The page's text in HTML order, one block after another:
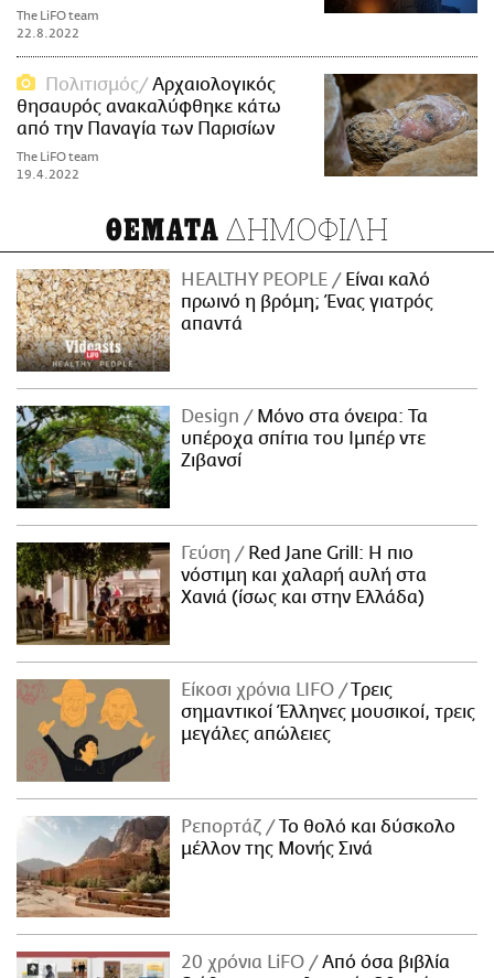
The LiFO team
22.8.2022
Πολιτισμός
Αρχαιολογικός
θησαυρός ανακαλύφθηκε κάτω
από την Παναγία των Παρισίων
The LiFO team
19.4.2022
ΘΕΜΑΤΑ ΔΗΜΟΦΙΛΗ
HEALTHY PEOPLE
Είναι καλό
πρωινό η βρόμη; Ένας γιατρός
απαντά
Design
Μόνο στα όνειρα: Τα
υπέροχα σπίτια του Ιμπέρ ντε
Ζιβανσί
Γεύση
Red Jane Grill: Η πιο
νόστιμη και χαλαρή αυλή στα
Χανιά (ίσως και στην Ελλάδα)
Είκοσι χρόνια LIFO
Tρεις
σημαντικοί Έλληνες μουσικοί, τρεις
μεγάλες απώλειες
Ρεπορτάζ
Το θολό και δύσκολο
μέλλον της Μονής Σινά
20 χρόνια LiFO
Από όσα βιβλία